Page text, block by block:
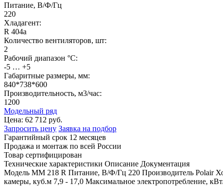
Питание, В/Ф/Гц
220
Хладагент:
R 404a
Количество вентиляторов, шт:
2
Рабочий диапазон °С:
-5 … +5
Габаритные размеры, мм:
840*738*600
Производительность, м3/час:
1200
Модельный ряд
Цена: 62 712 руб.
Запросить цену Заявка на подбор
Гарантийный срок 12 месяцев
Продажа и монтаж по всей России
Товар сертифицирован
Технические характеристики Описание Документация
Модель MM 218 R Питание, В/Ф/Гц 220 Производитель Polair
камеры, куб.м 7,9 - 17,0 Максимальное электропотребление,